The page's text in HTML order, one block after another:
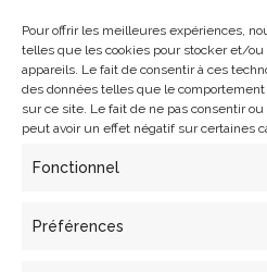
Pour offrir les meilleures expériences,
telles que les cookies pour stocker et/ou
appareils. Le fait de consentir à ces
des données telles que le
sur ce site. Le fait de ne pas consentir
peut avoir un effet négatif sur certaines
Fonctionnel
Préférences
réalité virtuelle